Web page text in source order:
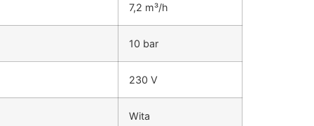
7,2 m³/h
10 bar
230 V
Wita